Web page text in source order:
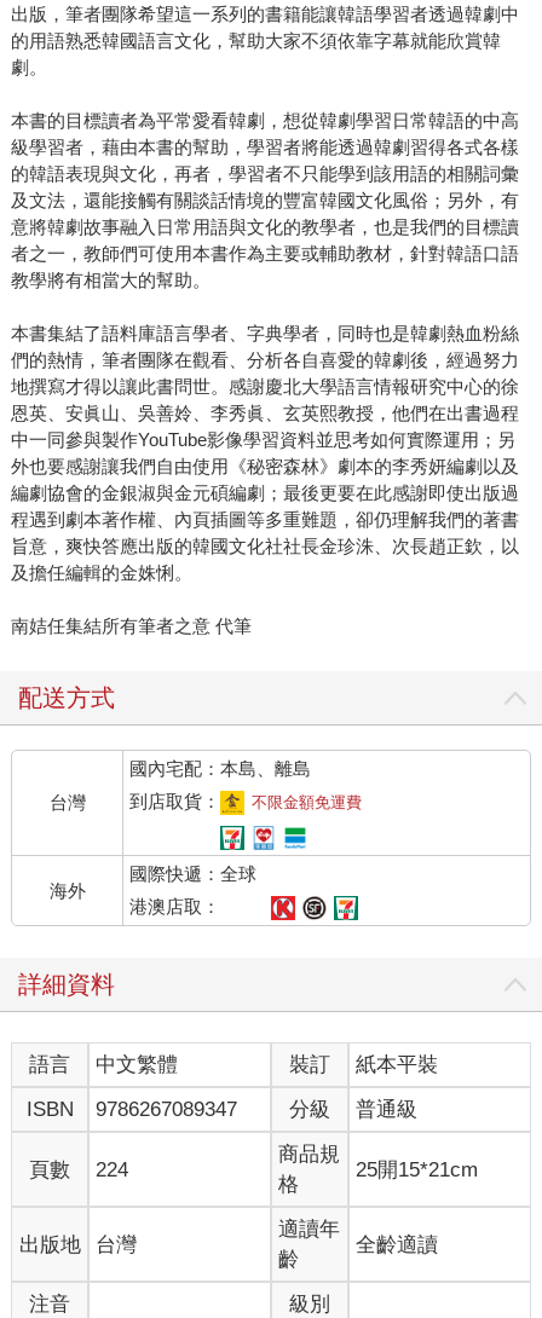
出版，筆者團隊希望這一系列的書籍能讓韓語學習者透過韓劇中
的用語熟悉韓國語言文化，幫助大家不須依靠字幕就能欣賞韓
劇。
本書的目標讀者為平常愛看韓劇，想從韓劇學習日常韓語的中高
級學習者，藉由本書的幫助，學習者將能透過韓劇習得各式各樣
的韓語表現與文化，再者，學習者不只能學到該用語的相關詞彙
及文法，還能接觸有關談話情境的豐富韓國文化風俗；另外，有
意將韓劇故事融入日常用語與文化的教學者，也是我們的目標讀
者之一，教師們可使用本書作為主要或輔助教材，針對韓語口語
教學將有相當大的幫助。
本書集結了語料庫語言學者、字典學者，同時也是韓劇熱血粉絲
們的熱情，筆者團隊在觀看、分析各自喜愛的韓劇後，經過努力
地撰寫才得以讓此書問世。感謝慶北大學語言情報研究中心的徐
恩英、安眞山、吳善姈、李秀眞、玄英熙教授，他們在出書過程
中一同參與製作YouTube影像學習資料並思考如何實際運用；另
外也要感謝讓我們自由使用《秘密森林》劇本的李秀妍編劇以及
編劇協會的金銀淑與金元碩編劇；最後更要在此感謝即使出版過
程遇到劇本著作權、內頁插圖等多重難題，卻仍理解我們的著書
旨意，爽快答應出版的韓國文化社社長金珍洙、次長趙正欽，以
及擔任編輯的金姝悧。
南姞任集結所有筆者之意 代筆
配送方式
台灣
國內宅配：本島、離島
到店取貨：
不限金額免運費
海外
國際快遞：全球
港澳店取：
詳細資料
語言 中文繁體 裝訂
紙本平裝
ISBN
9786267089347 分級 普通級
頁數 224
商品規
格
25開15*21cm
出版地 台灣
適讀年
齡
全齡適讀
注音 級別